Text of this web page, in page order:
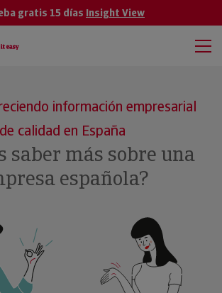
gratis 15 días Insight View
información empresarial
de calidad en España
saber más sobre una
española?